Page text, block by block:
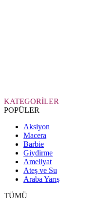
KATEGORİLER
POPÜLER
Aksiyon
Macera
Barbie
Giydirme
Ameliyat
Ateş ve Su
Araba Yarış
TÜMÜ